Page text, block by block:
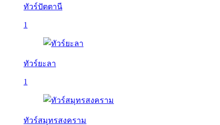
ทัวร์ปัตตานี
1
ทัวร์ยะลา
1
ทัวร์สมุทรสงคราม